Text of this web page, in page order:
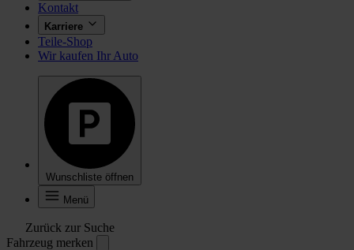
Kontakt
Karriere
Teile-Shop
Wir kaufen Ihr Auto
Wunschliste öffnen
Menü
Zurück zur Suche
Fahrzeug merken